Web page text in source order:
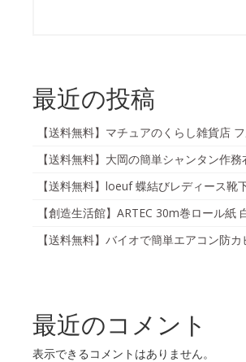
最近の投稿
【送料無料】マチュアのくらし雑貨店
【送料無料】大岡の簡単シャンタン作務
【送料無料】loeuf 蝶結びレディース靴
【創造生活館】ARTEC 30m巻ロール紙
【送料無料】バイオで簡単エアコン防カ
最近のコメント
表示できるコメントはありません。